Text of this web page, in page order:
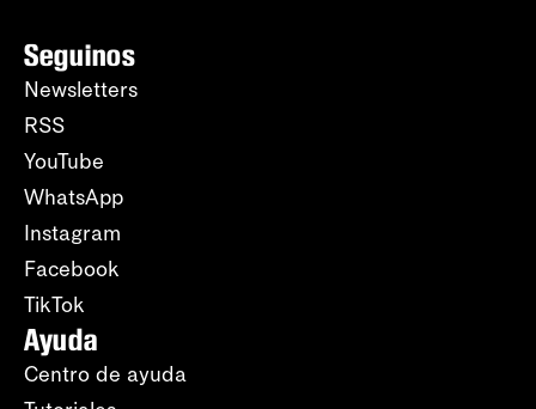
Seguinos
Newsletters
RSS
YouTube
WhatsApp
Instagram
Facebook
TikTok
Ayuda
Centro de ayuda